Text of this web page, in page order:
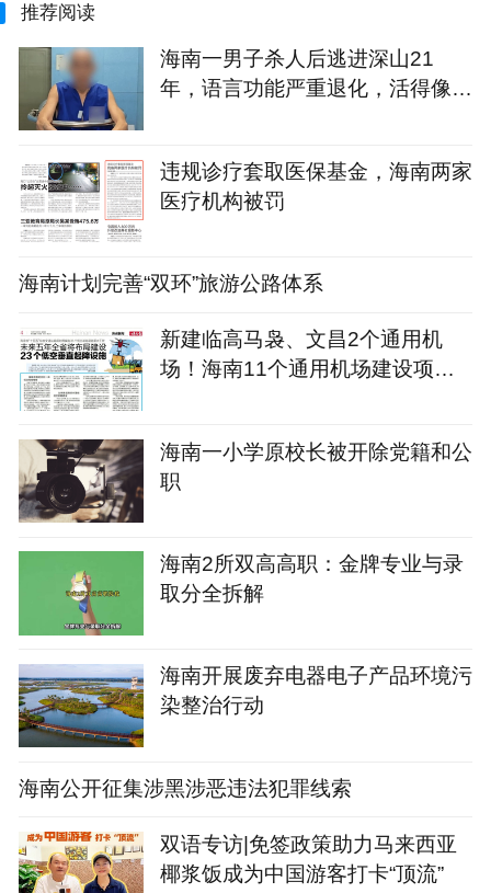
推荐阅读
海南一男子杀人后逃进深山21
年，语言功能严重退化，活得像野
违规诊疗套取医保基金，海南两家
医疗机构被罚
海南计划完善“双环”旅游公路体系
新建临高马袅、文昌2个通用机
场！海南11个通用机场建设项目
海南一小学原校长被开除党籍和公
职
海南2所双高高职：金牌专业与录
取分全拆解
海南开展废弃电器电子产品环境污
染整治行动
海南公开征集涉黑涉恶违法犯罪线索
双语专访|免签政策助力马来西亚
椰浆饭成为中国游客打卡“顶流”